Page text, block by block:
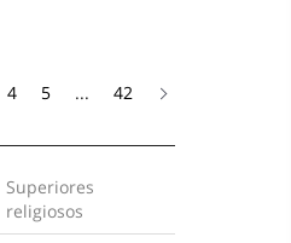
4 5 ... 42
Superiores
religiosos